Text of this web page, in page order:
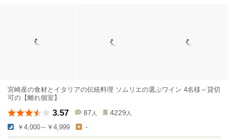
宮崎産の食材とイタリアの伝統料理 ソムリエの選ぶワイン 4名様～貸切
可の【離れ個室】
3.57 87 人 4229 人
￥4,000～￥4,999 -